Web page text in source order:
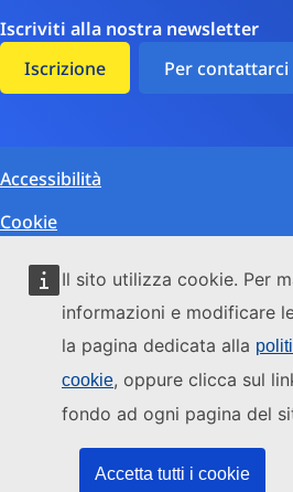
Il sito utilizza cookie. Per
informazioni e modificare
la pagina dedicata alla
cookie, oppure clicca sul
fondo ad ogni pagina del
Accetta tutti i cookie
Iscriviti alla nostra newsletter
Iscrizione
Per contattarci
Accessibilità
Cookie
Protezione dei dati
Ambiente
Avviso legale
Trasparenza